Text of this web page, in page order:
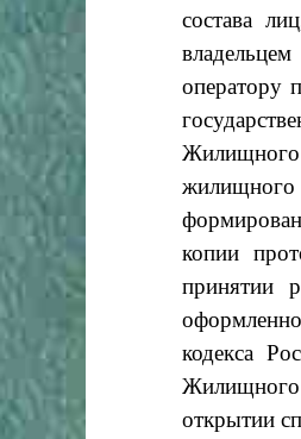
состава
оператору
Жилищного
жилищного
копии
принятии
кодекса
Жилищного
открытии